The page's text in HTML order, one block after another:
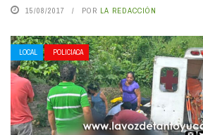
15/08/2017 POR LA REDACCIÓN
LOCAL POLICIACA